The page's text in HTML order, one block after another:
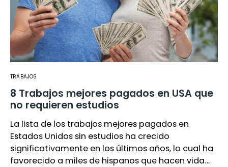
TRABAJOS
8 Trabajos mejores pagados en USA que
no requieren estudios
La lista de los trabajos mejores pagados en
Estados Unidos sin estudios ha crecido
significativamente en los últimos años, lo cual ha
favorecido a miles de hispanos que hacen vida…